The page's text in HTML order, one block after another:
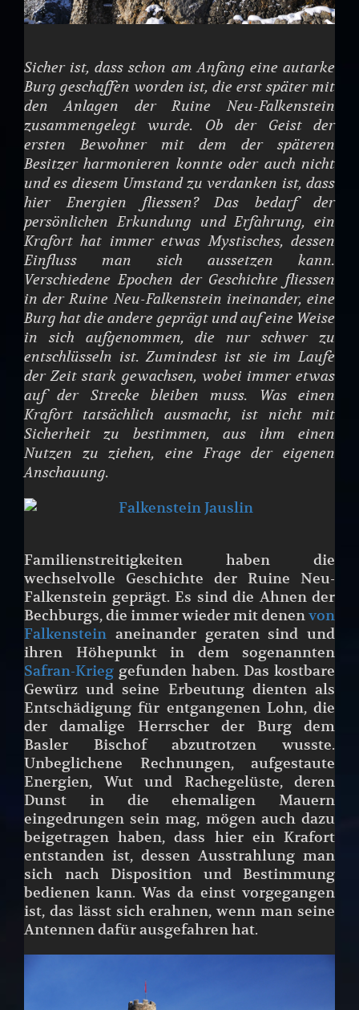
Sicher ist, dass schon am Anfang eine autarke
Burg geschaffen worden ist, die erst später mit
den Anlagen der Ruine Neu-Falkenstein
zusammengelegt wurde. Ob der Geist der
ersten Bewohner mit dem der späteren
Besitzer harmonieren konnte oder auch nicht
und es diesem Umstand zu verdanken ist, dass
hier Energien fliessen? Das bedarf der
persönlichen Erkundung und Erfahrung, ein
Krafort hat immer etwas Mystisches, dessen
Einfluss man sich aussetzen kann.
Verschiedene Epochen der Geschichte fliessen
in der Ruine Neu-Falkenstein ineinander, eine
Burg hat die andere geprägt und auf eine Weise
in sich aufgenommen, die nur schwer zu
entschlüsseln ist. Zumindest ist sie im Laufe
der Zeit stark gewachsen, wobei immer etwas
auf der Strecke bleiben muss. Was einen
Krafort tatsächlich ausmacht, ist nicht mit
Sicherheit zu bestimmen, aus ihm einen
Nutzen zu ziehen, eine Frage der eigenen
Anschauung.
Familienstreitigkeiten haben die
wechselvolle Geschichte der Ruine Neu-
Falkenstein geprägt. Es sind die Ahnen der
Bechburgs, die immer wieder mit denenvon
Falkenstein aneinander geraten sind und
ihren Höhepunkt in dem sogenannten
Safran-Krieg gefunden haben. Das kostbare
Gewürz und seine Erbeutung dienten als
Entschädigung für entgangenen Lohn, die
der damalige Herrscher der Burg dem
Basler Bischof abzutrotzen wusste.
Unbeglichene Rechnungen, aufgestaute
Energien, Wut und Rachegelüste, deren
Dunst in die ehemaligen Mauern
eingedrungen sein mag, mögen auch dazu
beigetragen haben, dass hier ein Krafort
entstanden ist, dessen Ausstrahlung man
sich nach Disposition und Bestimmung
bedienen kann. Was da einst vorgegangen
ist, das lässt sich erahnen, wenn man seine
Antennen dafür ausgefahren hat.